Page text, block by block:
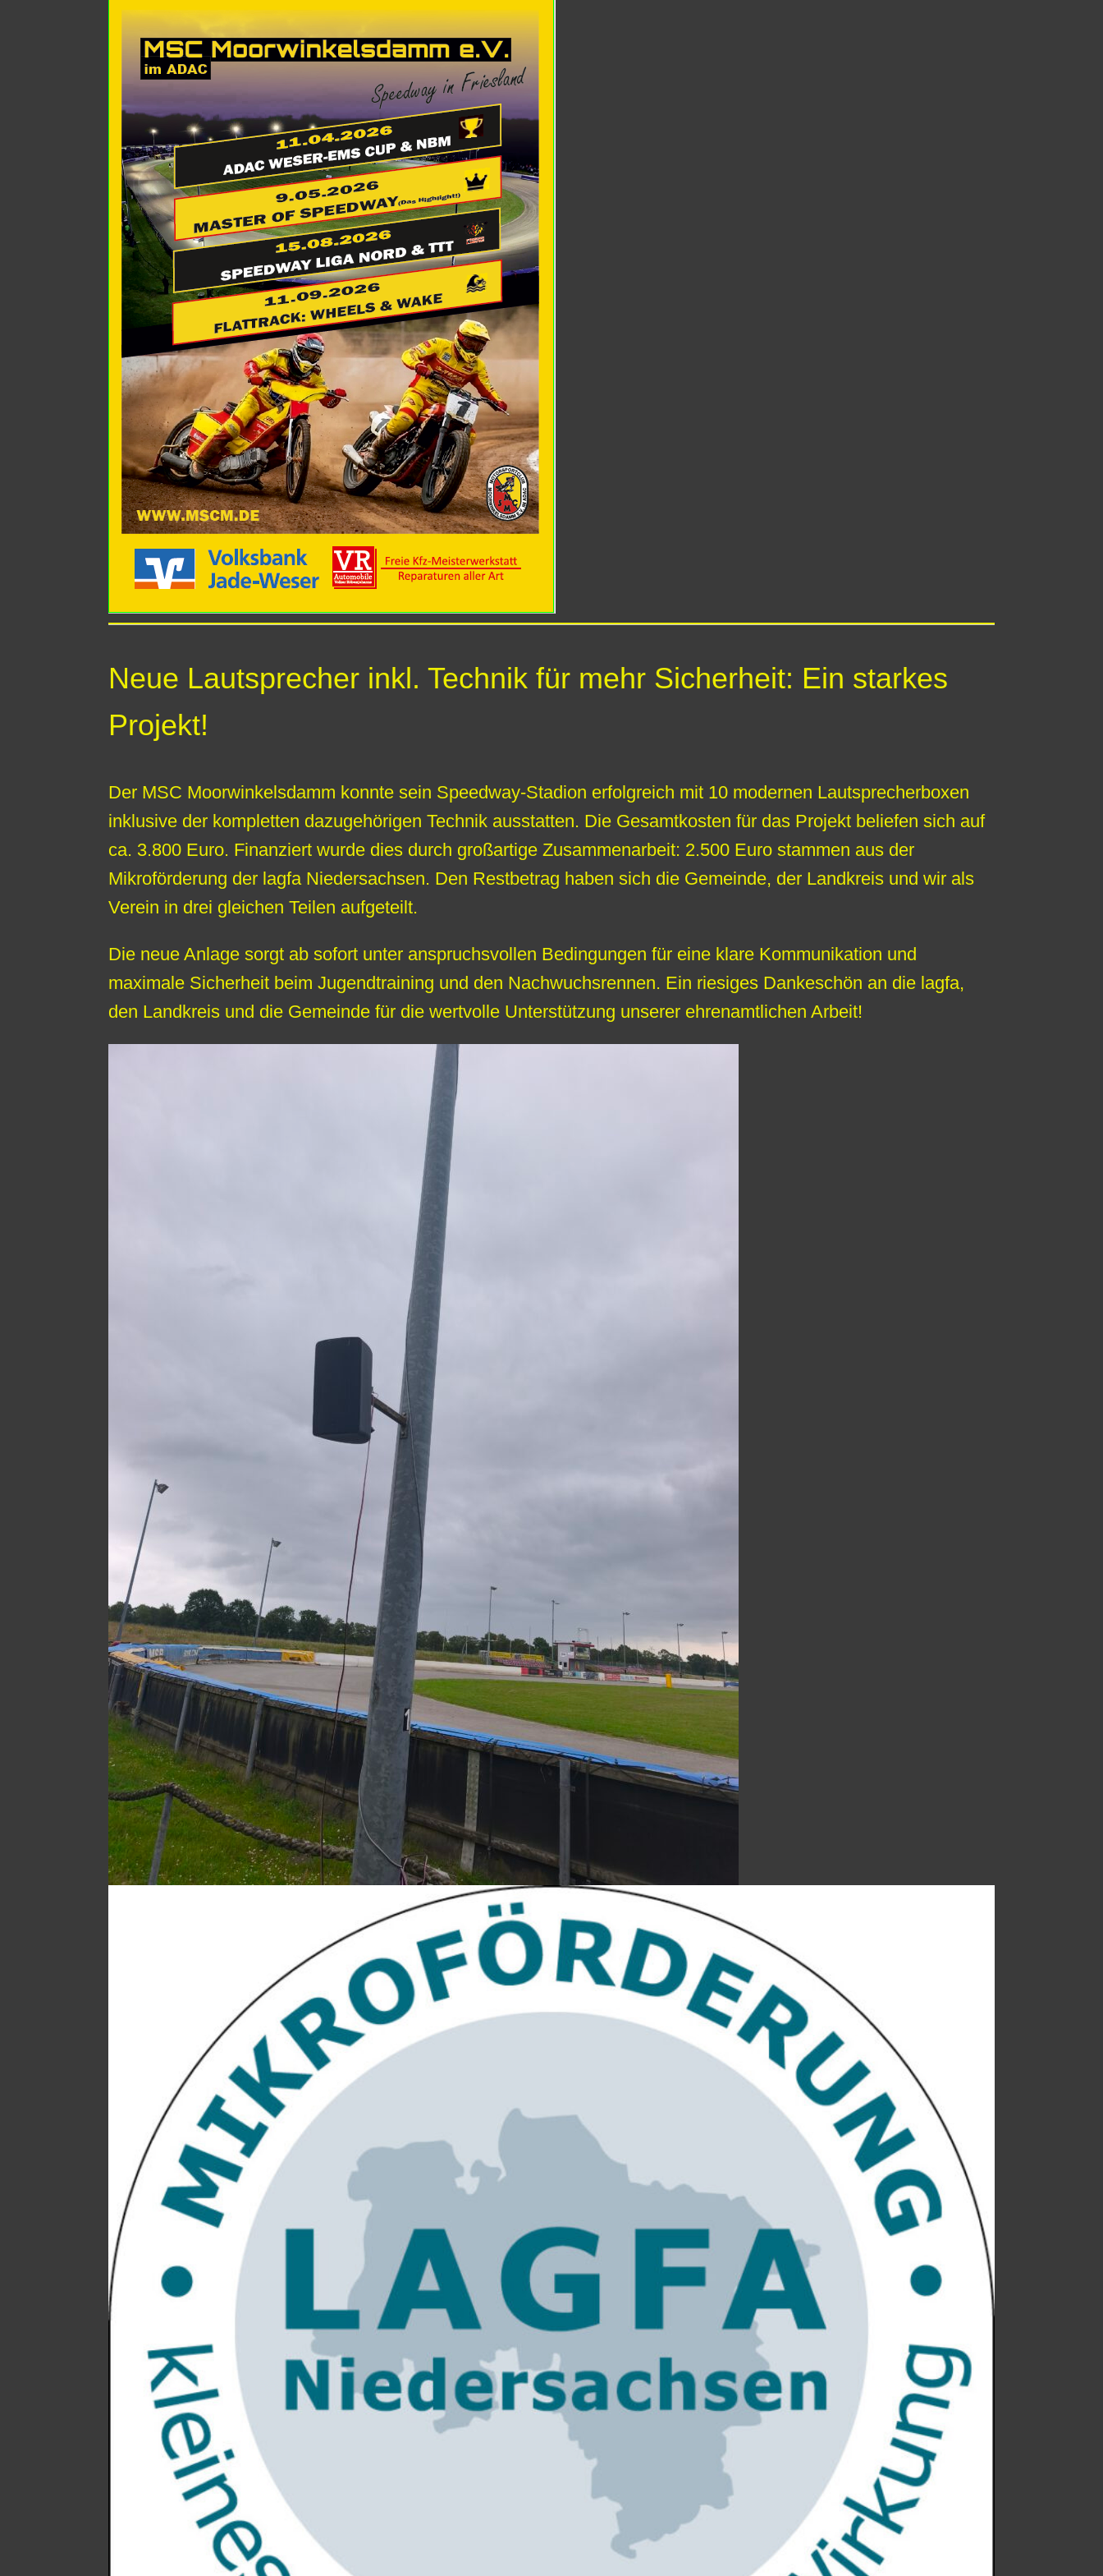
Neue Lautsprecher inkl. Technik für mehr Sicherheit: Ein starkes
Projekt!
Der MSC Moorwinkelsdamm konnte sein Speedway-Stadion erfolgreich mit 10 modernen Lautsprecherboxen
inklusive der kompletten dazugehörigen Technik ausstatten. Die Gesamtkosten für das Projekt beliefen sich auf
ca. 3.800 Euro. Finanziert wurde dies durch großartige Zusammenarbeit: 2.500 Euro stammen aus der
Mikroförderung der lagfa Niedersachsen. Den Restbetrag haben sich die Gemeinde, der Landkreis und wir als
Verein in drei gleichen Teilen aufgeteilt.
Die neue Anlage sorgt ab sofort unter anspruchsvollen Bedingungen für eine klare Kommunikation und
maximale Sicherheit beim Jugendtraining und den Nachwuchsrennen. Ein riesiges Dankeschön an die lagfa,
den Landkreis und die Gemeinde für die wertvolle Unterstützung unserer ehrenamtlichen Arbeit!